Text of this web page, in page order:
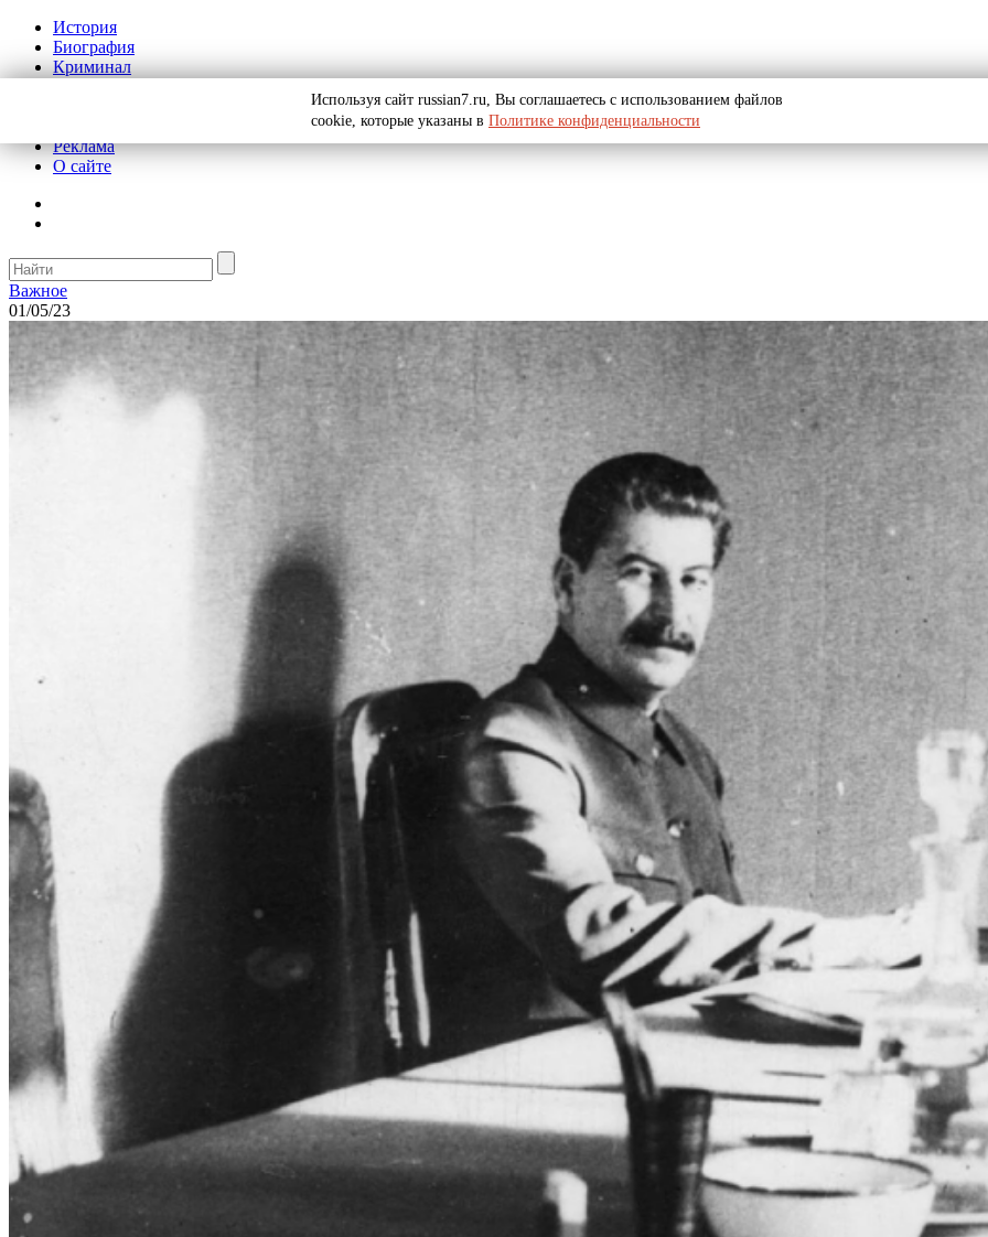
История
Биография
Криминал
Реклама
О сайте
Важное
01/05/23
Используя сайт russian7.ru, Вы соглашаетесь с использованием файлов
cookie, которые указаны в Политике конфиденциальности